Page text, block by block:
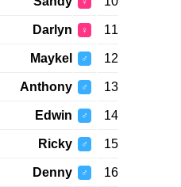
11
♀
Darlyn
12
♂
Maykel
13
♂
Anthony
14
♂
Edwin
15
♂
Ricky
16
♂
Denny